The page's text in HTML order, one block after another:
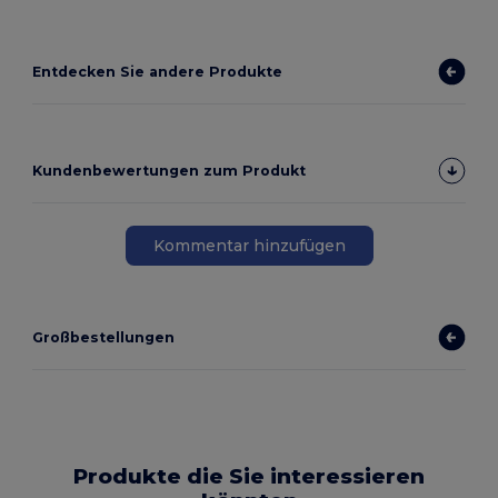
Entdecken Sie andere Produkte
Kundenbewertungen zum Produkt
Kommentar hinzufügen
Großbestellungen
Produkte die Sie interessieren